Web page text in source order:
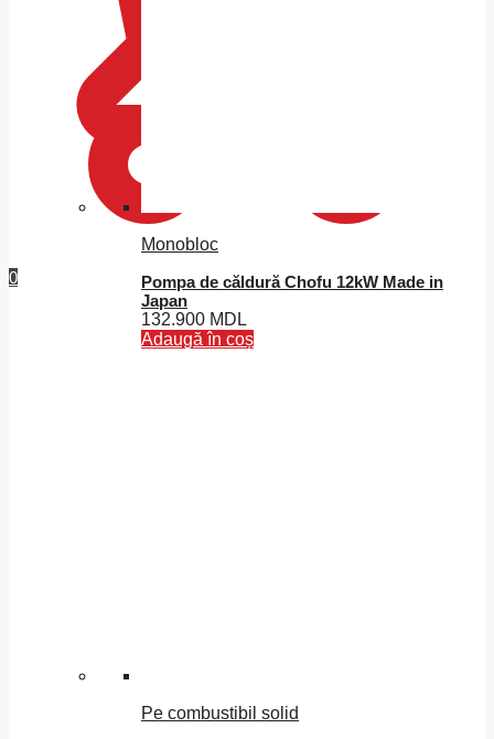
0
Monobloc
Pompa de căldură Chofu 12kW Made in
Japan
132.900 MDL
Adaugă în coș
Pe combustibil solid